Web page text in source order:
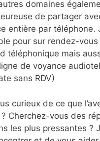
domaines
de partager
entière par téléphone.
pour sur rendez-vous
téléphonique mais
de voyance
sans RDV)
curieux de ce que
Cherchez-vous des
les plus pressantes ?